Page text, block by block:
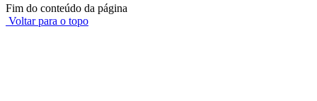
Fim do conteúdo da página
Voltar para o topo